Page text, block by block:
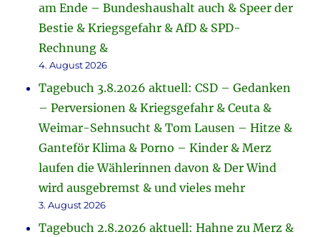
am Ende – Bundeshaushalt auch & Speer der
Bestie & Kriegsgefahr & AfD & SPD-
Rechnung &
4. August 2026
Tagebuch 3.8.2026 aktuell: CSD – Gedanken
– Perversionen & Kriegsgefahr & Ceuta &
Weimar-Sehnsucht & Tom Lausen – Hitze &
Ganteför Klima & Porno – Kinder & Merz
laufen die Wählerinnen davon & Der Wind
wird ausgebremst & und vieles mehr
3. August 2026
Tagebuch 2.8.2026 aktuell: Hahne zu Merz &